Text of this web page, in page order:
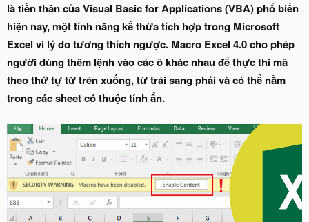
là tiền thân của Visual Basic for Applications (VBA) phổ biến
hiện nay, một tính năng kế thừa tích hợp trong Microsoft
Excel vì lý do tương thích ngược. Macro Excel 4.0 cho phép
người dùng thêm lệnh vào các ô khác nhau để thực thi mã
theo thứ tự từ trên xuống, từ trái sang phải và có thể nằm
trong các sheet có thuộc tính ẩn.